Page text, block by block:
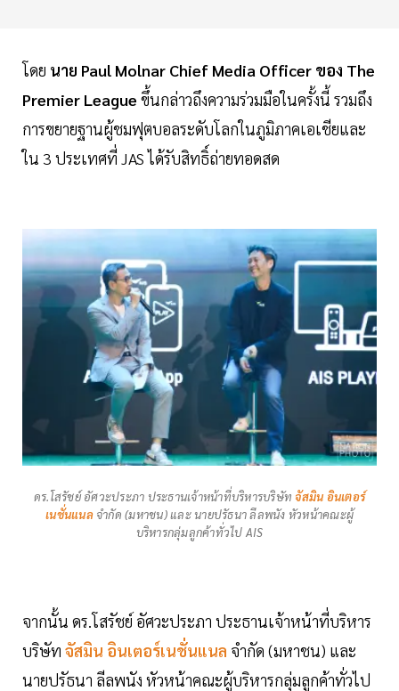
โดย นาย Paul Molnar Chief Media Officer ของ The
Premier League ขึ้นกล่าวถึงความร่วมมือในครั้งนี้ รวมถึง
การขยายฐานผู้ชมฟุตบอลระดับโลกในภูมิภาคเอเชียและ
ใน 3 ประเทศที่ JAS ได้รับสิทธิ์ถ่ายทอดสด
ดร.โสรัชย์ อัศวะประภา ประธานเจ้าหน้าที่บริหารบริษัท จัสมิน อินเตอร์
เนชั่นแนล จำกัด (มหาชน) และ นายปรัธนา ลีลพนัง หัวหน้าคณะผู้
บริหารกลุ่มลูกค้าทั่วไป AIS
จากนั้น ดร.โสรัชย์ อัศวะประภา ประธานเจ้าหน้าที่บริหาร
บริษัท จัสมิน อินเตอร์เนชั่นแนล จำกัด (มหาชน) และ
นายปรัธนา ลีลพนัง หัวหน้าคณะผู้บริหารกลุ่มลูกค้าทั่วไป